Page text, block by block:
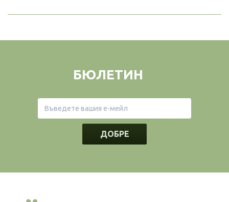
БЮЛЕТИН
ДОБРЕ